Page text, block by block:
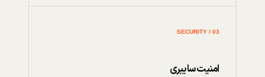
03 / SECURITY
امنیت سایبری